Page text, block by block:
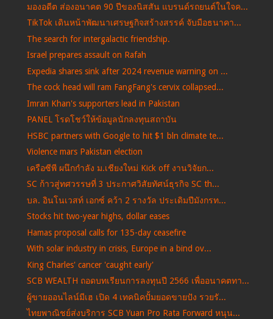
มองอดีต ส่องอนาคต 90 ปีของนิสสัน แบรนด์รถยนต์ในใจค...
TikTok เดินหน้าพัฒนาเศรษฐกิจสร้างสรรค์ จับมือธนาคา...
The search for intergalactic friendship.
Israel prepares assault on Rafah
Expedia shares sink after 2024 revenue warning on ...
The cock head will ram FangFang's cervix collapsed...
Imran Khan's supporters lead in Pakistan
PANEL โรดโชว์ให้ข้อมูลนักลงทุนสถาบัน
HSBC partners with Google to hit $1 bln climate te...
Violence mars Pakistan election
เครือซีพี ผนึกกำลัง ม.เชียงใหม่ Kick off งานวิจัยก...
SC ก้าวสู่ทศวรรษที่ 3 ประกาศวิสัยทัศน์ธุรกิจ SC th...
บล. อินโนเวสท์ เอกซ์ คว้า 2 รางวัล ประเดิมปีมังกรท...
Stocks hit two-year highs, dollar eases
Hamas proposal calls for 135-day ceasefire
With solar industry in crisis, Europe in a bind ov...
King Charles' cancer 'caught early'
SCB WEALTH ถอดบทเรียนการลงทุนปี 2566 เพื่ออนาคตทา...
ผู้ขายออนไลน์มีเฮ เปิด 4 เทคนิคปั้มยอดขายปัง รวยรั...
ไทยพาณิชย์ส่งบริการ SCB Yuan Pro Rata Forward หนุน...